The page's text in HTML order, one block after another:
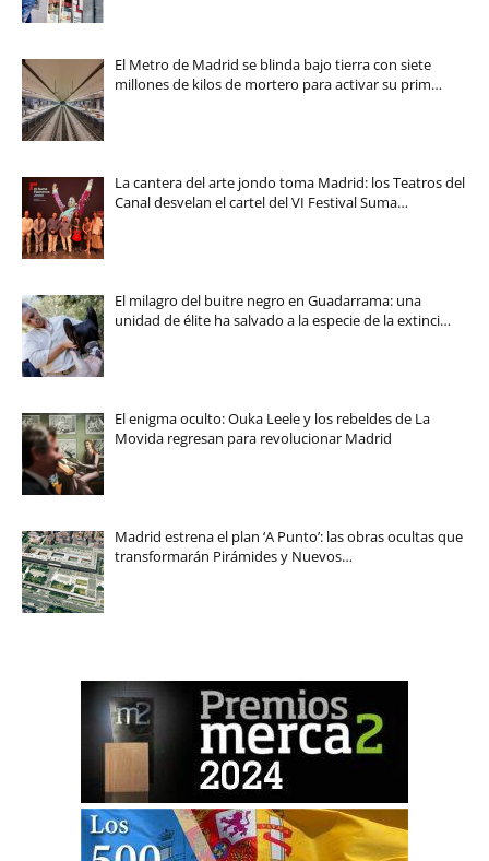
El Metro de Madrid se blinda bajo tierra con siete
millones de kilos de mortero para activar su prim…
La cantera del arte jondo toma Madrid: los Teatros del
Canal desvelan el cartel del VI Festival Suma…
El milagro del buitre negro en Guadarrama: una
unidad de élite ha salvado a la especie de la extinci…
El enigma oculto: Ouka Leele y los rebeldes de La
Movida regresan para revolucionar Madrid
Madrid estrena el plan ‘A Punto’: las obras ocultas que
transformarán Pirámides y Nuevos…